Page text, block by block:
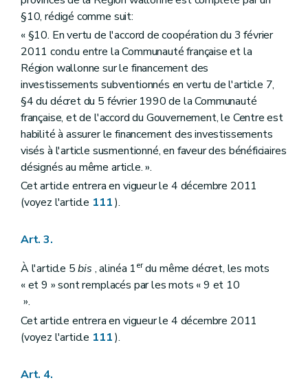
Art. 70
Art. 71
Art. 72
Art. 73
Art. 74
Art. 75
Art. 76
Art. 77
SectionXX
Modifications du décret du 5 décembre 2008 relatif à la gestion des sols
Art. 78
Art. 79
Art. 80
Art. 81
Art. 82
Art. 83
Art. 84
Art. 85
Art. 86
Art. 87
Art. 88
Art. 90
SectionXXIII
Modifications des règles de participation du public à l'élaboration des conventions environnementales telles que prévues au Livre I
Art. 91
Art. 94
§10, rédigé comme suit:
« §10. En vertu de l'accord de coopération du 3 février
2011 conclu entre la Communauté française et la
Région wallonne sur le financement des
investissements subventionnés en vertu de l'article 7,
§4 du décret du 5 février 1990 de la Communauté
française, et de l'accord du Gouvernement, le Centre est
habilité à assurer le financement des investissements
visés à l'article susmentionné, en faveur des bénéficiaires
désignés au même article. ».
Cet article entrera en vigueur le 4 décembre 2011
(voyez l'article 111).
Art. 3.
À l'article 5bis , alinéa 1erdu même décret, les mots
« et 9 » sont remplacés par les mots « 9 et 10
».
Cet article entrera en vigueur le 4 décembre 2011
(voyez l'article 111).
Art. 4.